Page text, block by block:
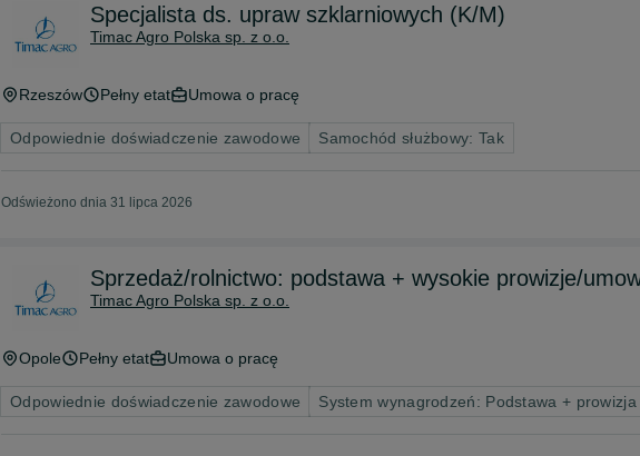
Specjalista ds. upraw szklarniowych (K/M)
Timac Agro Polska sp. z o.o.
Rzeszów Pełny etat Umowa o pracę
Odpowiednie doświadczenie zawodowe Samochód służbowy: Tak
Odświeżono dnia 31 lipca 2026
Sprzedaż/rolnictwo: podstawa + wysokie prowizje/
Timac Agro Polska sp. z o.o.
Opole Pełny etat Umowa o pracę
Odpowiednie doświadczenie zawodowe System wynagrodzeń: Podstawa + prowizja